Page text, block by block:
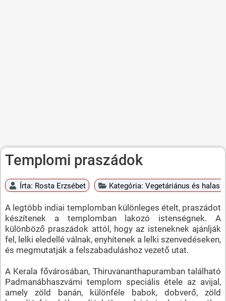
Templomi praszádok
Írta: Rosta Erzsébet Kategória:Vegetáriánus és halas
A legtöbb indiai templomban különleges ételt, praszádot
készítenek a templomban lakozó istenségnek. A
különböző praszádok attól, hogy az isteneknek ajánlják
fel, lelki eledellé válnak, enyhítenek a lelki szenvedéseken,
és megmutatják a felszabaduláshoz vezető utat.
A Kerala fővárosában, Thiruvananthapuramban található
Padmanábhaszvámi templom speciális étele az avijal,
amely zöld banán, különféle babok, dobverő, zöld